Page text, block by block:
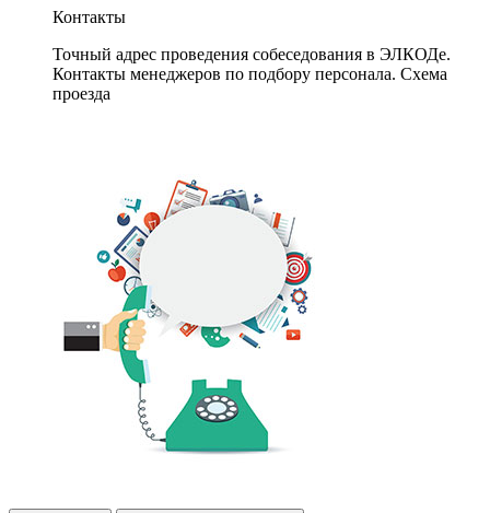
Контакты
Точный адрес проведения собеседования в ЭЛКОДе.
Контакты менеджеров по подбору персонала. Схема
проезда